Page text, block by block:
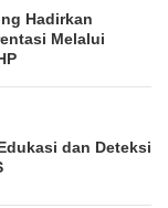
Hadirkan
Melalui
dan Deteksi